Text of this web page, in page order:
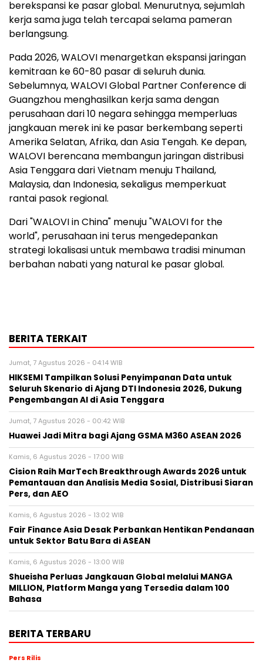
berekspansi ke pasar global. Menurutnya, sejumlah
kerja sama juga telah tercapai selama pameran
berlangsung.
Pada 2026, WALOVI menargetkan ekspansi jaringan
kemitraan ke 60-80 pasar di seluruh dunia.
Sebelumnya, WALOVI Global Partner Conference di
Guangzhou menghasilkan kerja sama dengan
perusahaan dari 10 negara sehingga memperluas
jangkauan merek ini ke pasar berkembang seperti
Amerika Selatan, Afrika, dan Asia Tengah. Ke depan,
WALOVI berencana membangun jaringan distribusi
Asia Tenggara dari Vietnam menuju Thailand,
Malaysia, dan Indonesia, sekaligus memperkuat
rantai pasok regional.
Dari "WALOVI in China" menuju "WALOVI for the
world", perusahaan ini terus mengedepankan
strategi lokalisasi untuk membawa tradisi minuman
berbahan nabati yang natural ke pasar global.
BERITA TERKAIT
Jumat, 7 Agustus 2026 - 04:14 WIB
HIKSEMI Tampilkan Solusi Penyimpanan Data untuk
Seluruh Skenario di Ajang DTI Indonesia 2026, Dukung
Pengembangan AI di Asia Tenggara
Jumat, 7 Agustus 2026 - 00:42 WIB
Huawei Jadi Mitra bagi Ajang GSMA M360 ASEAN 2026
Kamis, 6 Agustus 2026 - 17:00 WIB
Cision Raih MarTech Breakthrough Awards 2026 untuk
Pemantauan dan Analisis Media Sosial, Distribusi Siaran
Pers, dan AEO
Kamis, 6 Agustus 2026 - 13:02 WIB
Fair Finance Asia Desak Perbankan Hentikan Pendanaan
untuk Sektor Batu Bara di ASEAN
Kamis, 6 Agustus 2026 - 13:00 WIB
Shueisha Perluas Jangkauan Global melalui MANGA
MILLION, Platform Manga yang Tersedia dalam 100
Bahasa
BERITA TERBARU
Pers Rilis